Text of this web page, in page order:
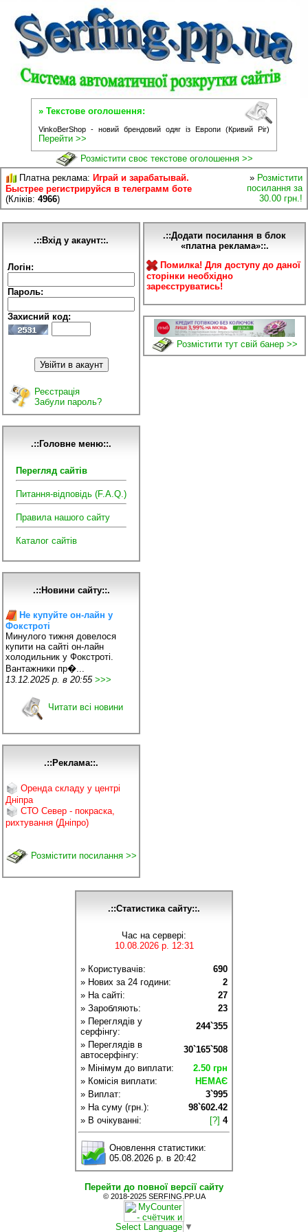
» Текстове оголошення:
VinkoBerShop - новий брендовий одяг із Европи (Кривий Ріг)
Перейти >>
Розмістити своє текстове оголошення >>
Платна реклама: Играй и зарабатывай.
Быстрее регистрируйся в телеграмм боте
(Кліків: 4966)
» Розмістити
посилання за
30.00 грн.!
.::Вхід у акаунт::.
Логін:
Пароль:
Захисний код:
Реєстрація
Забули пароль?
.::Головне меню::.
Перегляд сайтів
Питання-відповідь (F.A.Q.)
Правила нашого сайту
Каталог сайтів
.::Новини сайту::.
Не купуйте он-лайн у
Фокстроті
Минулого тижня довелося
купити на сайті он-лайн
холодильник у Фокстроті.
Вантажники пр�...
13.12.2025 р. в 20:55 >>>
Читати всі новини
.::Реклама::.
Оренда складу у центрі
Дніпра
СТО Север - покраска,
рихтування (Дніпро)
Розмістити посилання >>
.::Додати посилання в блок
«платна реклама»::.
Помилка! Для доступу до даної
сторінки необхідно
зареєструватись!
Розмістити тут свій банер >>
.::Статистика сайту::.
Час на сервері:
10.08.2026 р. 12:31
» Користувачів:
690
» Нових за 24 години:
2
» На сайті:
27
» Заробляють:
23
» Переглядів у
серфінгу:
244`355
» Переглядів в
автосерфінгу:
30`165`508
» Мінімум до виплати:
2.50 грн
» Комісія виплати:
НЕМАЄ
» Виплат:
3`995
» На суму (грн.):
98`602.42
» В очікуванні:
[?] 4
Оновлення статистики:
05.08.2026 р. в 20:42
Перейти до повної версії сайту
© 2018-2025 SERFING.PP.UA
Select Language ▼